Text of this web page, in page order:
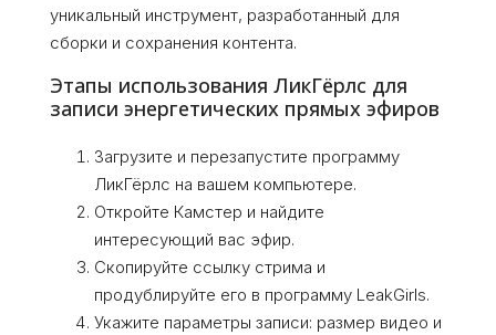
уникальный инструмент, разработанный для
сборки и сохранения контента.
Этапы использования ЛикГёрлс для
записи энергетических прямых эфиров
Загрузите и перезапустите программу
ЛикГёрлс на вашем компьютере.
Откройте Камстер и найдите
интересующий вас эфир.
Скопируйте ссылку стрима и
продублируйте его в программу LeakGirls.
Укажите параметры записи: размер видео и